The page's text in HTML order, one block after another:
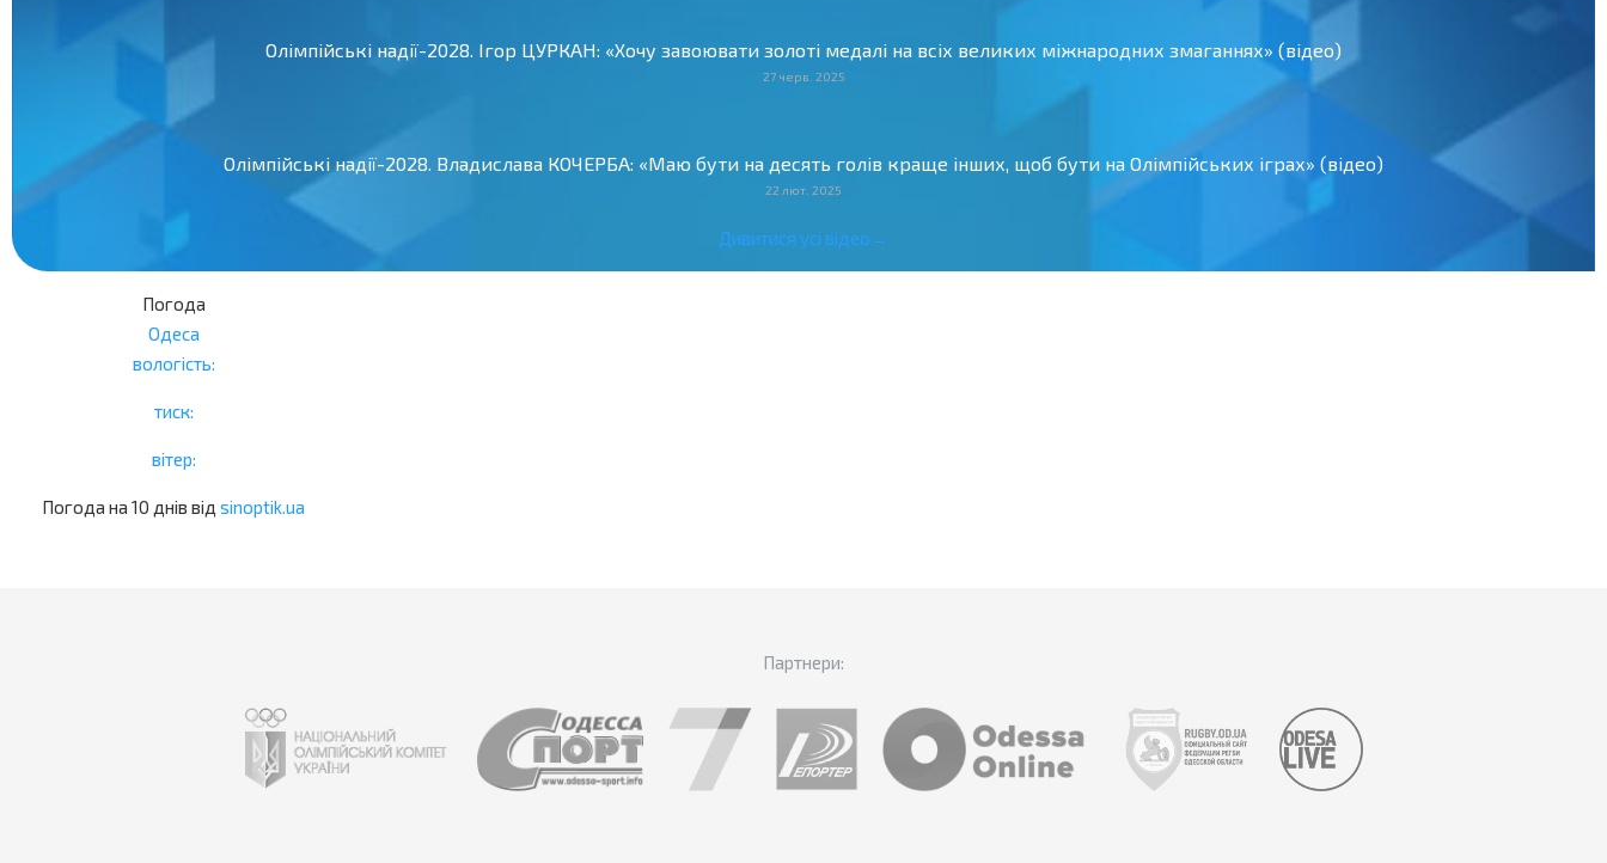
Олімпійські надії-2028. Ігор ЦУРКАН: «Хочу завоювати золоті медалі на всіх великих міжнародних змаганнях» (відео)
27 черв. 2025
Олімпійські надії-2028. Владислава КОЧЕРБА: «Маю бути на десять голів краще інших, щоб бути на Олімпійських іграх» (відео)
22 лют. 2025
Дивитися усі відео→
Погода
Одеса
вологість:
тиск:
вітер:
Погода на 10 днів від sinoptik.ua
Партнери: